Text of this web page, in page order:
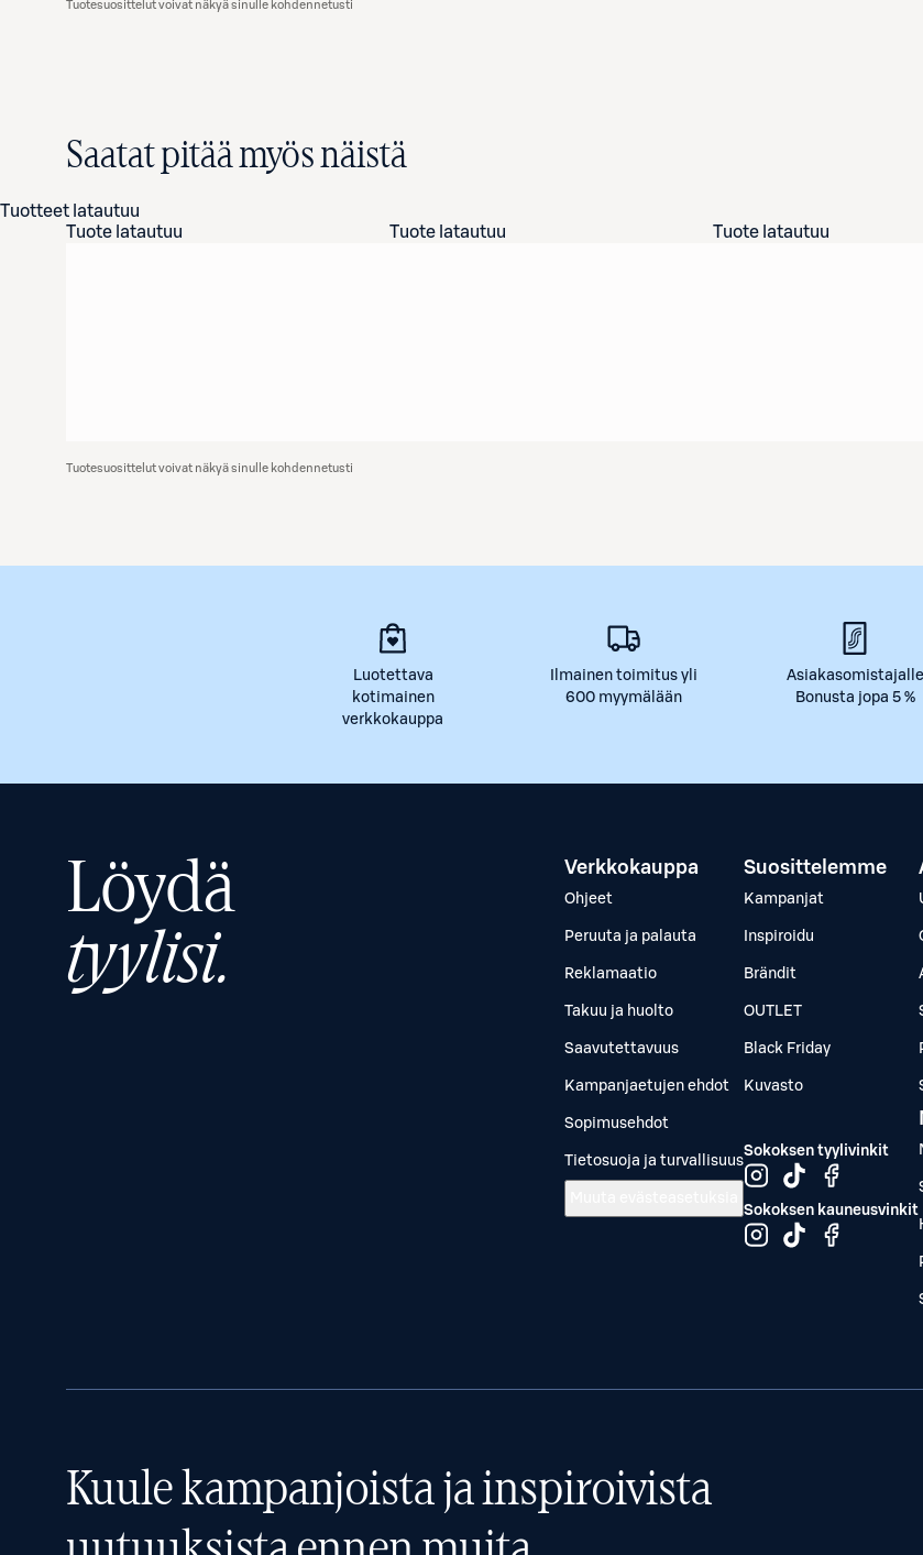
Tuotesuosittelut voivat näkyä sinulle kohdennetusti
Saatat pitää myös näistä
Tuotteet latautuu
Tuote latautuu
Tuote latautuu Tuote latautuu
Tuotesuosittelut voivat näkyä sinulle kohdennetusti
Luotettava
kotimainen
verkkokauppa
Ilmainen toimitus yli
600 myymälään
Asiakasomistajalle
Bonusta jopa 5 %
Löydä
tyylisi.
Verkkokauppa
Ohjeet
Peruuta ja palauta
Reklamaatio
Takuu ja huolto
Saavutettavuus
Kampanjaetujen ehdot
Sopimusehdot
Tietosuoja ja turvallisuus
Suosittelemme
Kampanjat
Inspiroidu
Brändit
OUTLET
Black Friday
Kuvasto
Sokoksen tyylivinkit
Sokoksen kauneusvinkit
Kuule kampanjoista ja inspiroivista